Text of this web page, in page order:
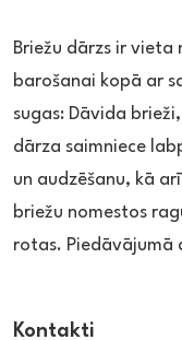
Briežu dārzs ir vieta
barošanai kopā ar
sugas: Dāvida
dārza saimniece
un audzēšanu, kā
briežu nomestos
rotas. Piedāvājumā
Kontakti